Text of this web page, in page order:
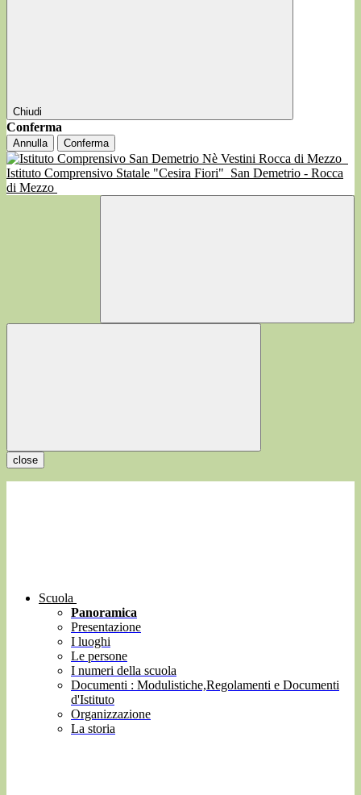
Chiudi
Conferma
Annulla Conferma
Istituto Comprensivo Statale "Cesira Fiori" San Demetrio - Rocca
di Mezzo
close
Scuola
Panoramica
Presentazione
I luoghi
Le persone
I numeri della scuola
Documenti : Modulistiche,Regolamenti e Documenti
d'Istituto
Organizzazione
La storia